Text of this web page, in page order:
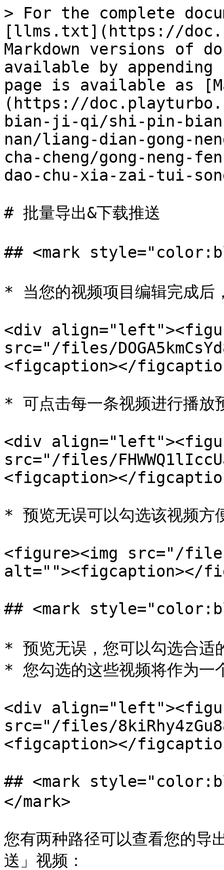
> For the complete
[llms.txt](https://
Markdown versions of
available by
page is available as
(https://
bian-ji-qi/shi-pin-
nan/liang-dian-gong-
cha-cheng/gong-neng-
dao-chu-xia-zai-tui-
# 批量导出&下载推送
## <mark
* 当您的视频项目编辑完成后
<div
src="/files/
<figcaption></
* 可点击每一条视频进行播放
<div
src="/files/
<figcaption></
* 预览无误可以勾选该视频方
<figure><img src="/files/
alt=""><figcaption></
## <mark
* 预览无误，您可以勾选合适
* 您勾选的这些视频将作为一
<div
src="/files/
<figcaption></
## <mark
</mark>
您有两种路径可以查看您的导
送」视频：